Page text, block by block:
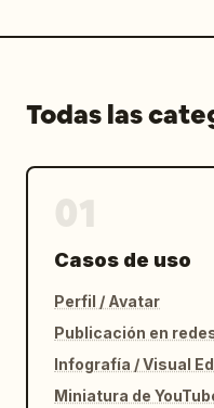
Todas las
Casos de uso
Perfil / Avatar
Publicación en
Infografía / Visual
Miniatura de